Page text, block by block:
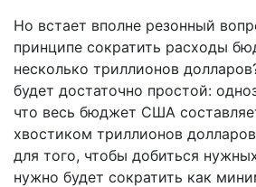
Но встает вполне резонный
принципе сократить расходы
несколько триллионов
будет достаточно простой:
что весь бюджет США
хвостиком триллионов
для того, чтобы добиться
нужно будет сократить как